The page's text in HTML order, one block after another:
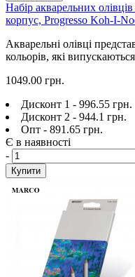
Набір акварельних
корпус, Progresso Koh-I-
Акварельні олівці
кольорів, які
1049.00 грн.
Дисконт 1 - 996.55 грн.
Дисконт 2 - 944.1 грн.
Опт - 891.65 грн.
Є в наявності
-
Купити